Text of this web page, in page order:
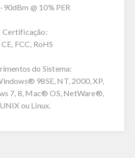
@ 10% PER
Certificação:
CE, FCC, RoHS
do Sistema:
98SE, NT, 2000, XP,
7, 8, Mac® OS, NetWare®,
UNIX ou Linux.